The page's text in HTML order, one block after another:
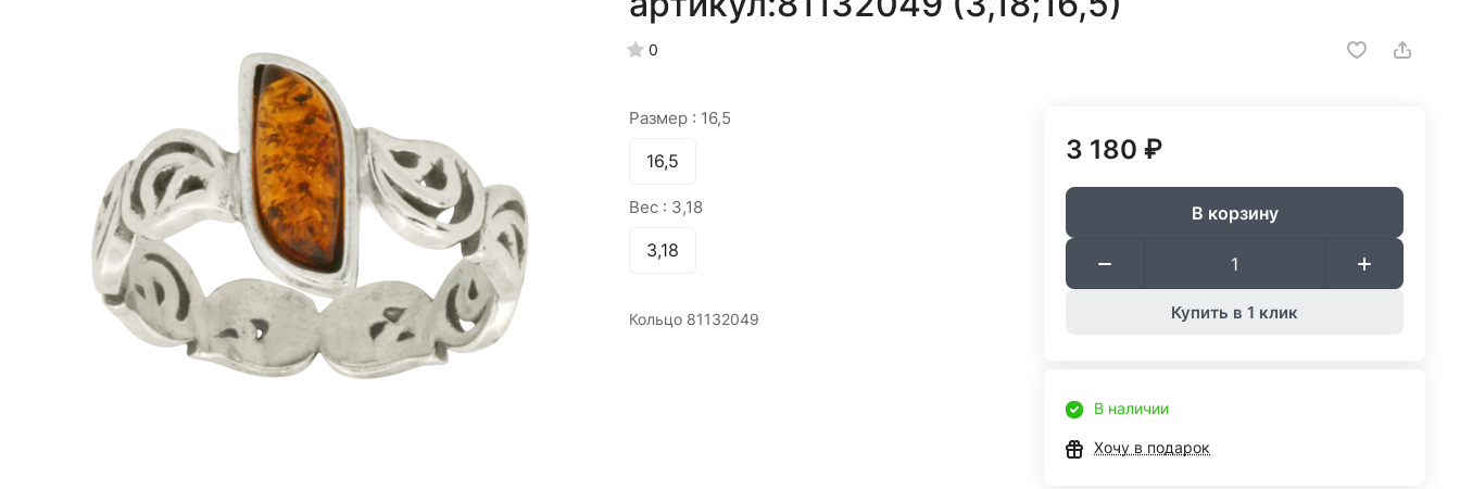
0
Размер : 16,5
16,5
Вес : 3,18
3,18
Кольцо 81132049
3 180 ₽
В корзину
Купить в 1 клик
В наличии
Хочу в подарок